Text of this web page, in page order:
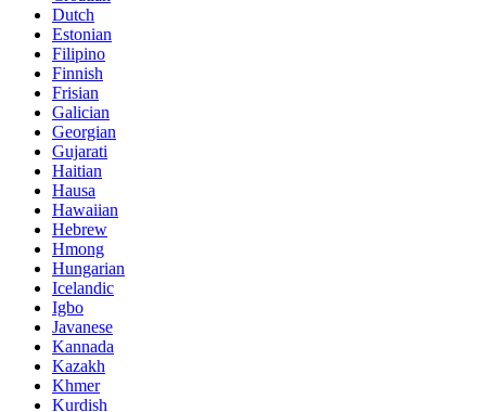
Dutch
Estonian
Filipino
Finnish
Frisian
Galician
Georgian
Gujarati
Haitian
Hausa
Hawaiian
Hebrew
Hmong
Hungarian
Icelandic
Igbo
Javanese
Kannada
Kazakh
Khmer
Kurdish